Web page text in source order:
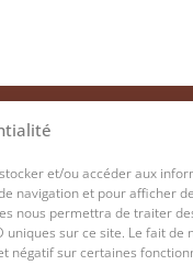
et/ou accéder aux
navigation et pour afficher
nous permettra de traiter
sur ce site. Le fait de
négatif sur certaines